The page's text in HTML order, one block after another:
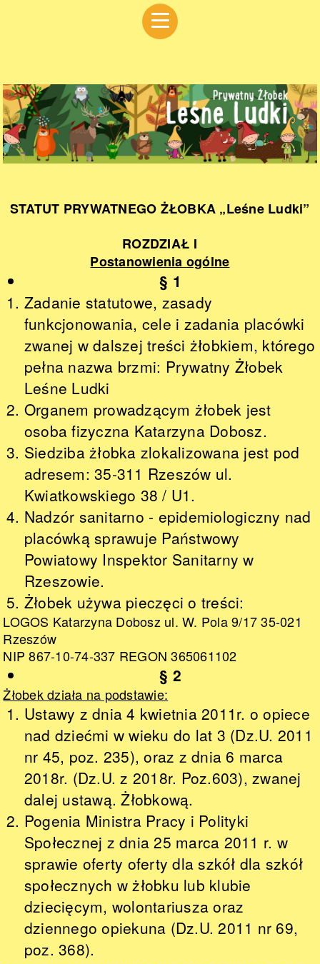
STATUT PRYWATNEGO ŻŁOBKA „Leśne Ludki”
ROZDZIAŁ I
Postanowienia ogólne
§ 1
Zadanie statutowe, zasady
funkcjonowania, cele i zadania placówki
zwanej w dalszej treści żłobkiem, którego
pełna nazwa brzmi: Prywatny Żłobek
Leśne Ludki
Organem prowadzącym żłobek jest
osoba fizyczna Katarzyna Dobosz.
Siedziba żłobka zlokalizowana jest pod
adresem: 35-311 Rzeszów ul.
Kwiatkowskiego 38 / U1.
Nadzór sanitarno - epidemiologiczny nad
placówką sprawuje Państwowy
Powiatowy Inspektor Sanitarny w
Rzeszowie.
Żłobek używa pieczęci o treści:
LOGOS Katarzyna Dobosz ul. W. Pola 9/17 35-021
Rzeszów
NIP 867-10-74-337 REGON 365061102
§ 2
Żłobek działa na podstawie:
Ustawy z dnia 4 kwietnia 2011r. o opiece
nad dziećmi w wieku do lat 3 (Dz.U. 2011
nr 45, poz. 235), oraz z dnia 6 marca
2018r. (Dz.U. z 2018r. Poz.603), zwanej
dalej ustawą. Żłobkową.
Pogenia Ministra Pracy i Polityki
Społecznej z dnia 25 marca 2011 r. w
sprawie oferty oferty dla szkół dla szkół
społecznych w żłobku lub klubie
dziecięcym, wolontariusza oraz
dziennego opiekuna (Dz.U. 2011 nr 69,
poz. 368).